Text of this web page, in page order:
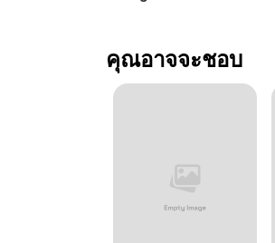
ตอนที่ 306
คุณอาจจะชอบ